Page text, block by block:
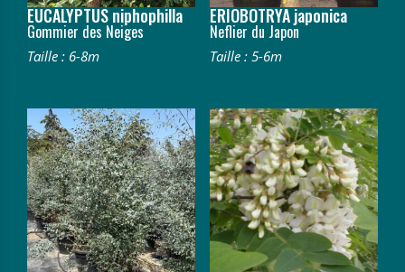
EUCALYPTUS niphophilla
Gommier des Neiges
Taille : 6-8m
ERIOBOTRYA japonica
Neflier du Japon
Taille : 5-6m